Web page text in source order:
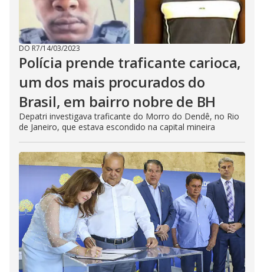
DO R7/14/03/2023
Polícia prende traficante carioca,
um dos mais procurados do
Brasil, em bairro nobre de BH
Depatri investigava traficante do Morro do Dendê, no Rio
de Janeiro, que estava escondido na capital mineira